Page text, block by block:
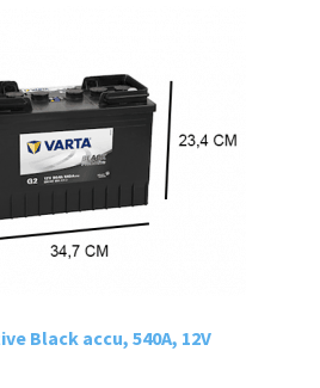
Black accu, 540A, 12V